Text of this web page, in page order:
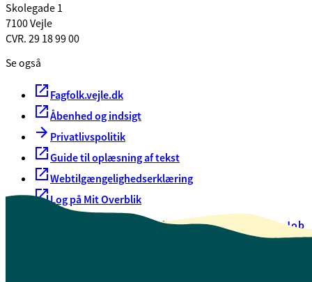
Skolegade 1
7100 Vejle
CVR. 29 18 99 00
Se også
Fagfolk.vejle.dk
Åbenhed og indsigt
Privatlivspolitik
Guide til oplæsning af tekst
Webtilgængelighedserklæring
Log på Mit Overblik
Oversigt over selvbetjeningJob